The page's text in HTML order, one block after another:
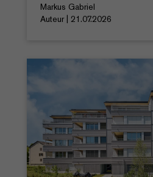
Markus Gabriel
Auteur | 21.07.2026